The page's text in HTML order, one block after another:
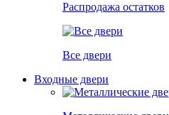
Распродажа остатков
Все двери
Входные двери